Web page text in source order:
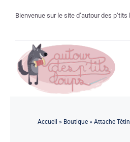
Bienvenue sur le site d’autour des
Accueil » Boutique» Attache